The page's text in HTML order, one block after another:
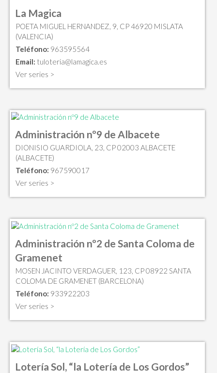
La Magica
POETA MIGUEL HERNANDEZ, 9, CP 46920 MISLATA
(VALENCIA)
Teléfono: 963595564
Email: tuloteria@lamagica.es
Ver series >
Administración nº9 de Albacete
DIONISIO GUARDIOLA, 23, CP 02003 ALBACETE
(ALBACETE)
Teléfono: 967590017
Ver series >
Administración nº2 de Santa Coloma de
Gramenet
MOSEN JACINTO VERDAGUER, 123, CP 08922 SANTA
COLOMA DE GRAMENET (BARCELONA)
Teléfono: 933922203
Ver series >
Lotería Sol, “la Lotería de Los Gordos”